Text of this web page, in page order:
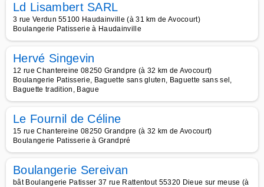
Ld Lisambert SARL
3 rue Verdun 55100 Haudainville (à 31 km de Avocourt)
Boulangerie Patisserie à Haudainville
Hervé Singevin
12 rue Chantereine 08250 Grandpre (à 32 km de Avocourt)
Boulangerie Patisserie, Baguette sans gluten, Baguette sans sel,
Baguette tradition, Bague
Le Fournil de Céline
15 rue Chantereine 08250 Grandpre (à 32 km de Avocourt)
Boulangerie Patisserie à Grandpré
Boulangerie Sereivan
bât Boulangerie Patisser 37 rue Rattentout 55320 Dieue sur meuse (à